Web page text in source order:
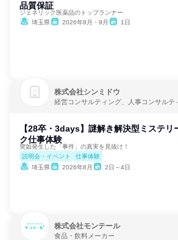
品質保証
ジェネリック医薬品のトップランナー
埼玉県
2026年8月・9月 1日
株式会社シンミドウ
経営コンサルティング、人事コンサルテ
【28卒・3days】謎解き解決型ミステリ
ク仕事体験
突如発生した「事件」の真実を見抜け！
説明会・イベント
仕事体験
埼玉県
2026年8月 2日～4日
株式会社モンテール
食品・飲料メーカー